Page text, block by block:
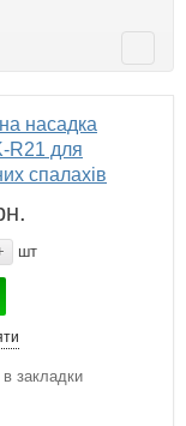
насадка
R21 для
спалахів
шт
закладки